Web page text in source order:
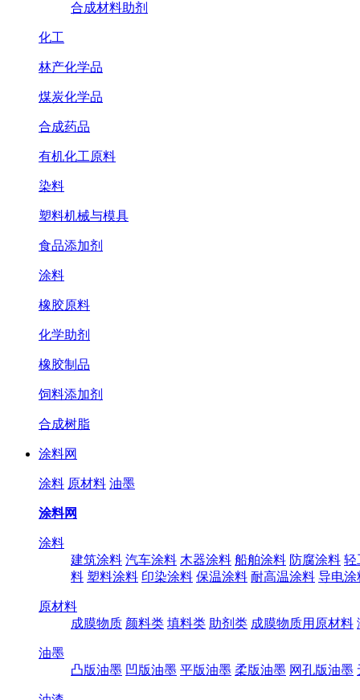
合成材料助剂
化工
林产化学品
煤炭化学品
合成药品
有机化工原料
染料
塑料机械与模具
食品添加剂
涂料
橡胶原料
化学助剂
橡胶制品
饲料添加剂
合成树脂
涂料网
涂料 原材料 油墨
涂料网
涂料
建筑涂料 汽车涂料 木器涂料 船舶涂料 防腐涂料 轻
料 塑料涂料 印染涂料 保温涂料 耐高温涂料 导电涂
原材料
成膜物质 颜料类 填料类 助剂类 成膜物质用原材料
油墨
凸版油墨 凹版油墨 平版油墨 柔版油墨 网孔版油墨